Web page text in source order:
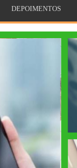
DEPOIMENTOS